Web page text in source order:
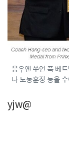
응우옌 쑤언 푹 베
나 노동훈장 등을
yjw@